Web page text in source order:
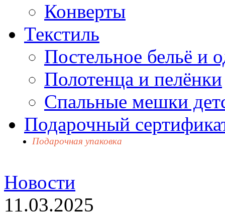
Конверты
Текстиль
Постельное бельё и
Полотенца и пелёнки
Спальные мешки
Подарочный
Подарочная упаковка
Новости
11.03.2025